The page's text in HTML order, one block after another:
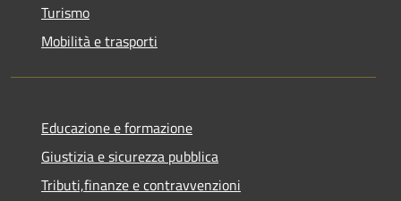
Turismo
Mobilità e trasporti
Educazione e formazione
Giustizia e sicurezza pubblica
Tributi,finanze e contravvenzioni